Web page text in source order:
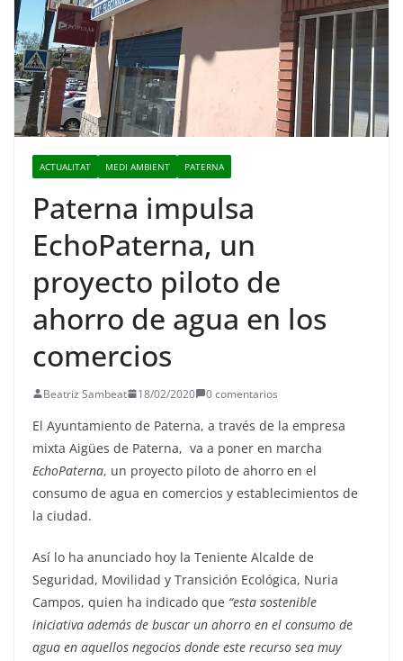
ACTUALITAT MEDI AMBIENT PATERNA
Paterna impulsa
EchoPaterna, un
proyecto piloto de
ahorro de agua en los
comercios
Beatriz Sambeat 18/02/2020 0 comentarios
El Ayuntamiento de Paterna, a través de la empresa
mixta Aigües de Paterna, va a poner en marcha
EchoPaterna, un proyecto piloto de ahorro en el
consumo de agua en comercios y establecimientos de
la ciudad.
Así lo ha anunciado hoy la Teniente Alcalde de
Seguridad, Movilidad y Transición Ecológica, Nuria
Campos, quien ha indicado que “esta sostenible
iniciativa además de buscar un ahorro en el consumo de
agua en aquellos negocios donde este recurso sea muy